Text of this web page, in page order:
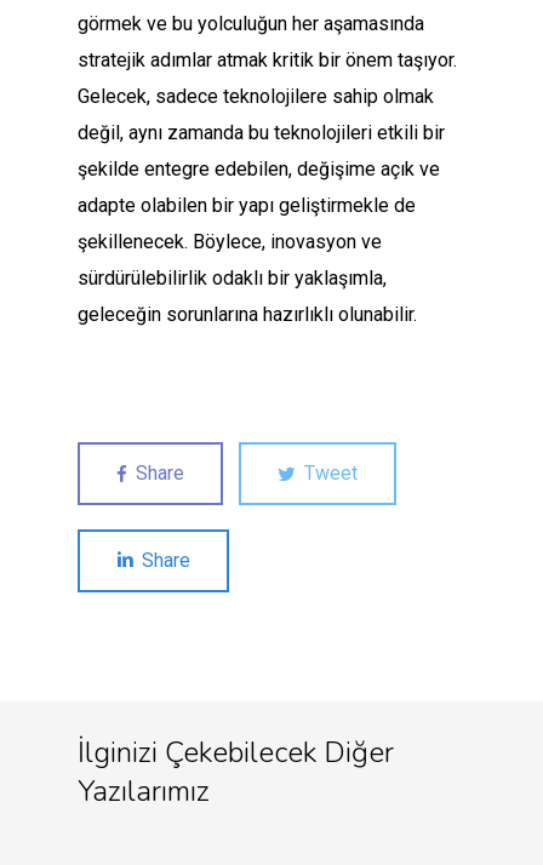
görmek ve bu yolculuğun her aşamasında
stratejik adımlar atmak kritik bir önem taşıyor.
Gelecek, sadece teknolojilere sahip olmak
değil, aynı zamanda bu teknolojileri etkili bir
şekilde entegre edebilen, değişime açık ve
adapte olabilen bir yapı geliştirmekle de
şekillenecek. Böylece, inovasyon ve
sürdürülebilirlik odaklı bir yaklaşımla,
geleceğin sorunlarına hazırlıklı olunabilir.
Share Tweet
Share
İlginizi Çekebilecek Diğer
Yazılarımız